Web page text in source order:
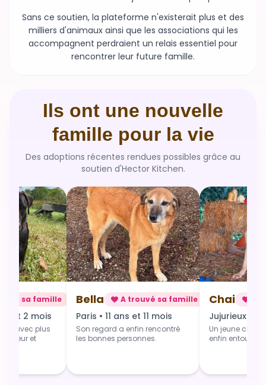
Sans ce soutien, la plateforme n'existerait plus et des
milliers d'animaux ainsi que les associations qui les
accompagnent perdraient un relais essentiel pour
rencontrer leur future famille.
Ils ont une nouvelle
famille pour la vie
Des adoptions récentes rendues possibles grâce au
soutien d'Hector Kitchen.
sa famille
11 mois
rencontré
Chai A trouvé sa famille
Jujurieux • 1 an
Un jeune chien qui grandit
enfin entouré et aimé.
Alba
Douville • 4
Une toute
commence du